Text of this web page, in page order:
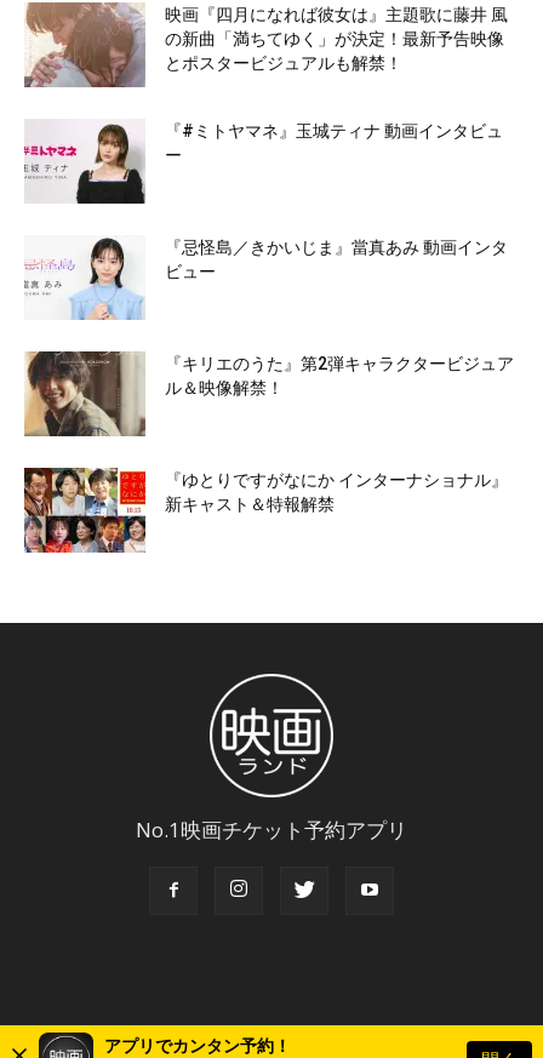
アプリでカンタン予約！
映画『四月になれば彼女は』主題歌に藤井 風
の新曲「満ちてゆく」が決定！最新予告映像
とポスタービジュアルも解禁！
『#ミトヤマネ』玉城ティナ 動画インタビュ
ー
『忌怪島／きかいじま』當真あみ 動画インタ
ビュー
『キリエのうた』第2弾キャラクタービジュア
ル＆映像解禁！
『ゆとりですがなにか インターナショナル』
新キャスト＆特報解禁
No.1映画チケット予約アプリ